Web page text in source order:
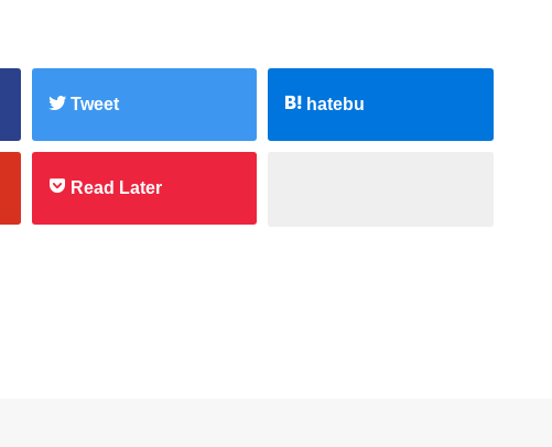
Tweet hatebu
Read Later